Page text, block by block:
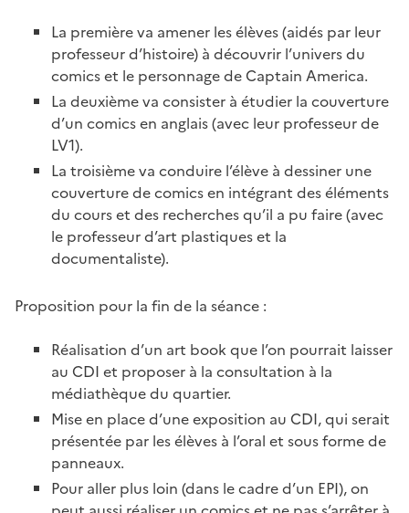
La première va amener les élèves (aidés par leur
professeur d’histoire) à découvrir l’univers du
comics et le personnage de Captain America.
La deuxième va consister à étudier la couverture
d’un comics en anglais (avec leur professeur de
LV1).
La troisième va conduire l’élève à dessiner une
couverture de comics en intégrant des éléments
du cours et des recherches qu’il a pu faire (avec
le professeur d’art plastiques et la
documentaliste).
Proposition pour la fin de la séance :
Réalisation d’un art book que l’on pourrait laisser
au CDI et proposer à la consultation à la
médiathèque du quartier.
Mise en place d’une exposition au CDI, qui serait
présentée par les élèves à l’oral et sous forme de
panneaux.
Pour aller plus loin (dans le cadre d’un EPI), on